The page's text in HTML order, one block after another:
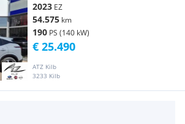
2023 EZ
54.575 km
190 PS (140 kW)
ATZ Kilb
3233 Kilb
€ 25.490